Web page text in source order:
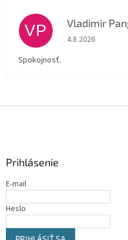
VP Vladimir
Hodnotenie
4.8.2026
Spokojnosť.
Prihlásenie
E-mail
Heslo